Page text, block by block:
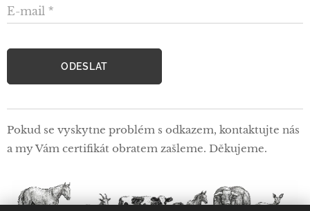
E-mail
ODESLAT
Pokud se vyskytne problém s odkazem, kontaktujte nás
a my Vám certifikát obratem zašleme. Děkujeme.